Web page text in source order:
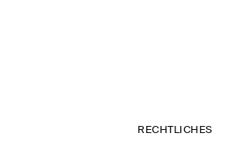
RECHTLICHES